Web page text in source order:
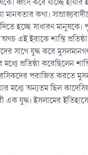
কথা।
হচ্ছে সাধারণ
এই ইরাকে শান্তি
সাথে যুদ্ধ করে
প্রতিষ্ঠা করেছিলেন
পরাজিত করতে
মধ্যে অন্যতম ছিল
এক যুদ্ধ। ইসলামের